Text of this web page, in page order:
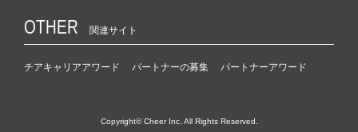
OTHER 関連サイト
チアキャリアアワード パートナーの募集 パートナーアワード
Copyright© Cheer Inc. All Rights Reserved.